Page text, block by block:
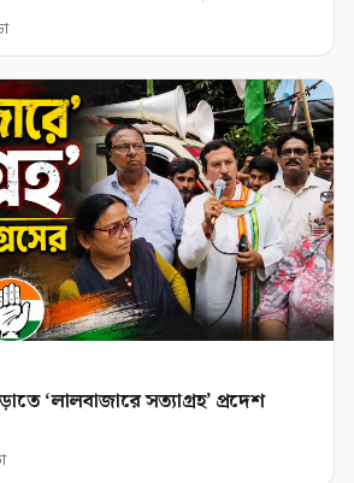
‘লালবাজারে সত্যাগ্রহ’ প্রদেশ